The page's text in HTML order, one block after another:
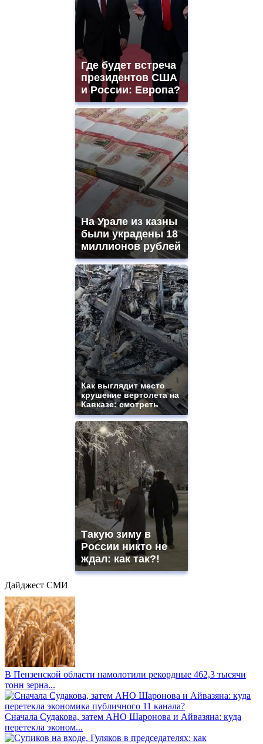
Где будет встреча
президентов США
и России: Европа?
На Урале из казны
были украдены 18
миллионов рублей
Как выглядит место
крушение вертолета на
Кавказе: смотреть
Такую зиму в
России никто не
ждал: как так?!
Дайджест СМИ
В Пензенской области намолотили рекордные 462,3 тысячи
тонн зерна...
Сначала Судакова, затем АНО Шаронова и Айвазяна: куда
перетекла эконом...